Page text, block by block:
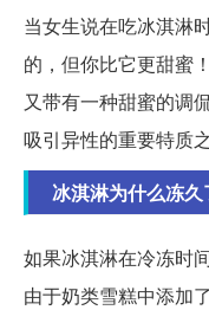
当女生说在吃冰淇淋
的，但你比它更甜蜜
又带有一种甜蜜的调
吸引异性的重要特质之
冰淇淋为什么冻
如果冰淇淋在冷冻时
由于奶类雪糕中添加